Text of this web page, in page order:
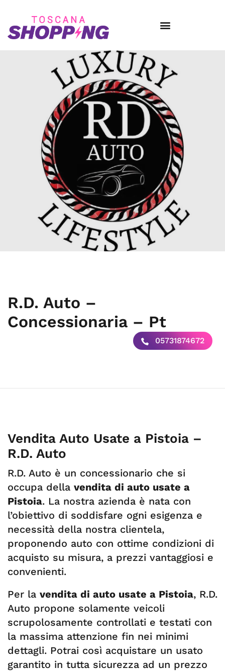
R.D. Auto –
Concessionaria – Pt
05731874672
Vendita Auto Usate a Pistoia –
R.D. Auto
R.D. Auto è un concessionario che si
occupa della vendita di auto usate a
Pistoia. La nostra azienda è nata con
l’obiettivo di soddisfare ogni esigenza e
necessità della nostra clientela,
proponendo auto con ottime condizioni di
acquisto su misura, a prezzi vantaggiosi e
convenienti.
Per la vendita di auto usate a Pistoia, R.D.
Auto propone solamente veicoli
scrupolosamente controllati e testati con
la massima attenzione fin nei minimi
dettagli. Potrai così acquistare un usato
garantito in tutta sicurezza ad un prezzo